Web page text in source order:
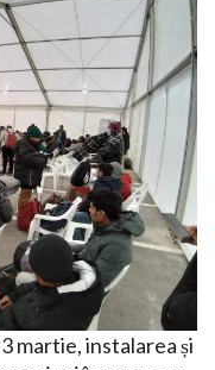
martie, instalarea și